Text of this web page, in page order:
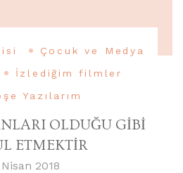
Çocuk ve Medya
İzlediğim filmler
Yazılarım
OLDUĞU GİBİ
ETMEKTİR
2018